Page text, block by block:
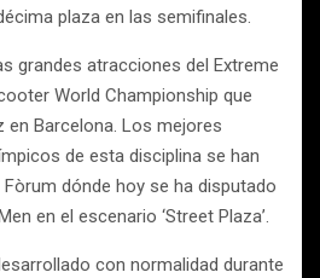
plaza en las semifinales.
grandes atracciones del Extreme
World Championship que
en Barcelona. Los mejores
de esta disciplina se han
dónde hoy se ha disputado
en el escenario ‘Street Plaza’.
con normalidad durante